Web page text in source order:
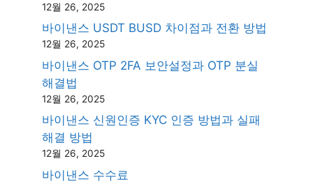
12월 26, 2025
바이낸스 USDT BUSD 차이점과 전환 방법
12월 26, 2025
바이낸스 OTP 2FA 보안설정과 OTP 분실
해결법
12월 26, 2025
바이낸스 신원인증 KYC 인증 방법과 실패
해결 방법
12월 26, 2025
바이낸스 수수료